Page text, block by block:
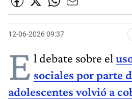
12-06-2026 09:37
E l debate sobre el
sociales por parte
adolescentes volvió a